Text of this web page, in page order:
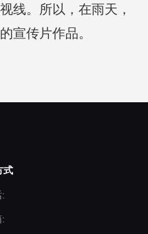
线。所以，在雨天，
宣传片作品。
式
:
: